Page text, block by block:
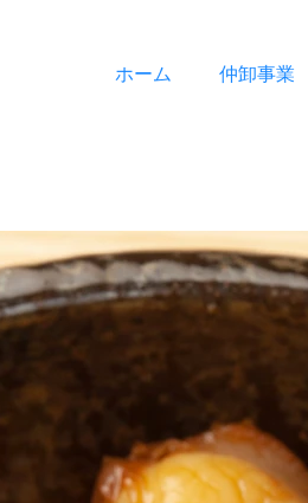
ホーム 仲卸事業